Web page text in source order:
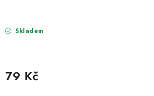
STUHY A MAŠLE
Skladem
79 Kč